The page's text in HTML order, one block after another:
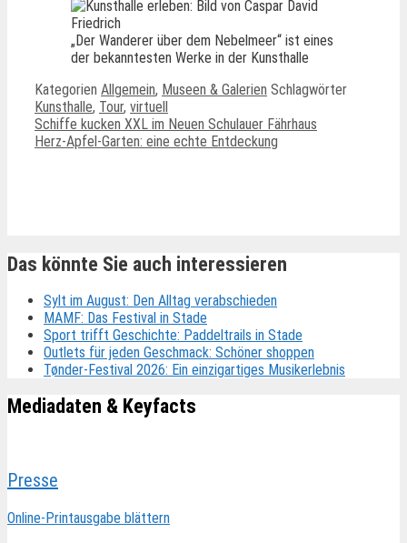
„Der Wanderer über dem Nebelmeer“ ist eines
der bekanntesten Werke in der Kunsthalle
Kategorien Allgemein, Museen & Galerien Schlagwörter
Kunsthalle, Tour, virtuell
Schiffe kucken XXL im Neuen Schulauer Fährhaus
Herz-Apfel-Garten: eine echte Entdeckung
Das könnte Sie auch interessieren
Sylt im August: Den Alltag verabschieden
MAMF: Das Festival in Stade
Sport trifft Geschichte: Paddeltrails in Stade
Outlets für jeden Geschmack: Schöner shoppen
Tønder-Festival 2026: Ein einzigartiges Musikerlebnis
Mediadaten & Keyfacts
Presse
Online-Printausgabe blättern